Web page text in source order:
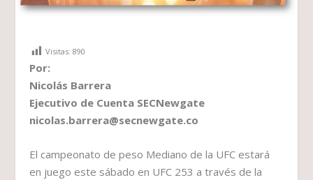
Visitas: 890
Por:
Nicolás Barrera
Ejecutivo de Cuenta SECNewgate
nicolas.barrera@secnewgate.co
El campeonato de peso Mediano de la UFC estará
en juego este sábado en UFC 253 a través de la